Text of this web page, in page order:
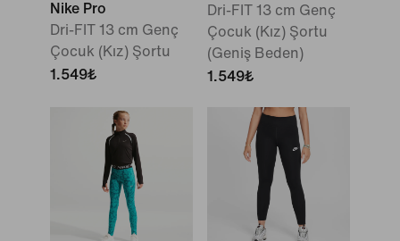
Nike Pro
Dri-FIT 13 cm Genç
Çocuk (Kız) Şortu
1.549₺
Dri-FIT 13 cm Genç
Çocuk (Kız) Şortu
(Geniş Beden)
1.549₺